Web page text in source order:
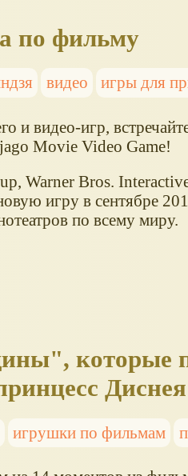
по фильму
видео игры для
и видео-игр,
Movie Video Game!
Warner Bros.
игру в сентябре
по всему миру.
которые
Диснея
игрушки по фильмам